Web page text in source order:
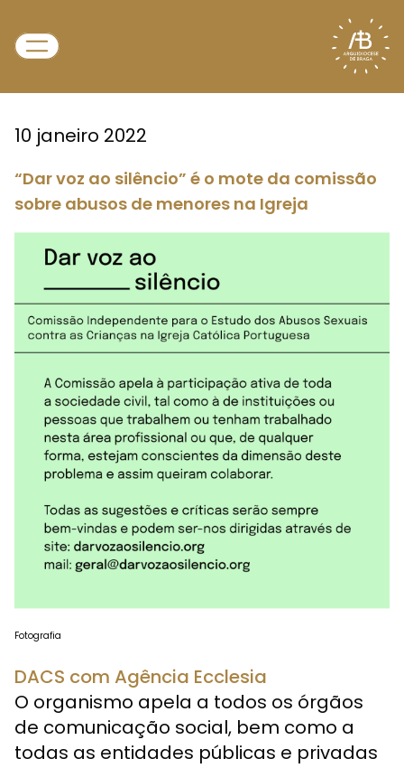
10 janeiro 2022
“Dar voz ao silêncio” é o mote da comissão
sobre abusos de menores na Igreja
Fotografia
DACS com Agência Ecclesia
O organismo apela a todos os órgãos
de comunicação social, bem como a
todas as entidades públicas e privadas